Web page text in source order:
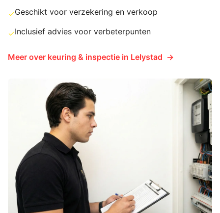
✓Geschikt voor verzekering en verkoop
✓Inclusief advies voor verbeterpunten
Meer over keuring & inspectie in Lelystad →